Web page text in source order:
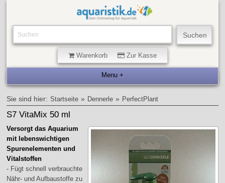
Warenkorb Zur Kasse
Sie sind hier: Startseite » Dennerle » PerfectPlant
S7 VitaMix 50 ml
Versorgt das Aquarium
mit lebenswichtigen
Spurenelementen und
Vitalstoffen
- Fügt schnell verbrauchte
Nähr- und Aufbaustoffe zu